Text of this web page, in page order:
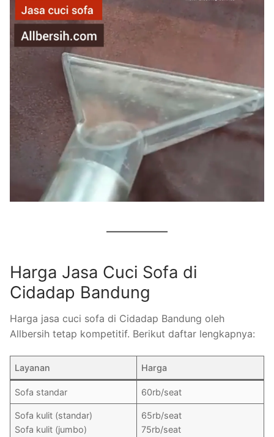
Harga Jasa Cuci Sofa di
Cidadap Bandung
Harga jasa cuci sofa di Cidadap Bandung oleh
Allbersih tetap kompetitif. Berikut daftar lengkapnya:
Layanan Harga
Sofa standar 60rb/seat
Sofa kulit (standar)
Sofa kulit (jumbo)
65rb/seat
75rb/seat